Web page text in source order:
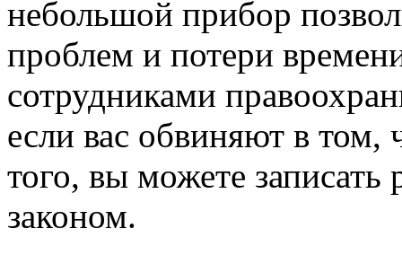
небольшой прибор
проблем и потери
сотрудниками
если вас обвиняют в том,
того, вы можете записать
законом.